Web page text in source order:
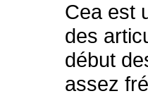
Cea est
des
début
assez